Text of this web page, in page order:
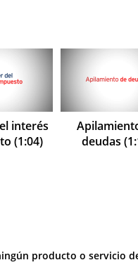
interés
(1:04)
deudas
producto o servicio